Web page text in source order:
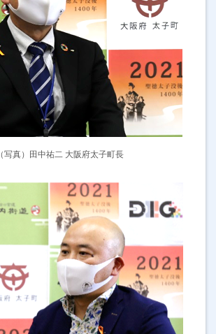
（写真）田中祐二 大阪府太子町長